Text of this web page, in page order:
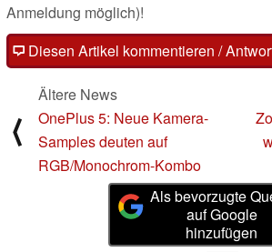
Anmeldung möglich)!
Diesen Artikel kommentieren /
⟨
Ältere News
OnePlus 5: Neue Kamera-
Samples deuten auf
RGB/Monochrom-Kombo
Als bevorzugte
auf Google
hinzufügen